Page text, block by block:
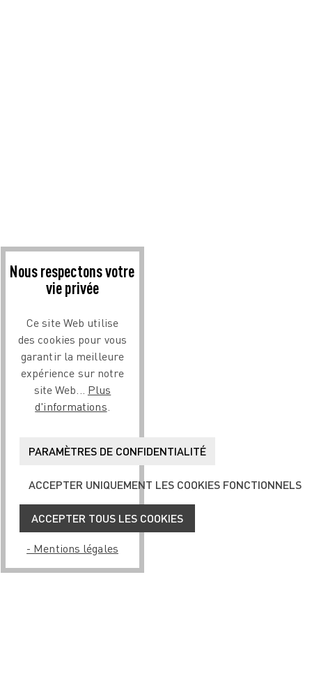
Nous respectons votre
vie privée
Ce site Web utilise
des cookies pour vous
garantir la meilleure
expérience sur notre
site Web... Plus
d'informations
PARAMÈTRES DE CONFIDENTIALITÉ
ACCEPTER UNIQUEMENT LES COOKIES FONCTIONNELS
ACCEPTER TOUS LES COOKIES
- Mentions légales